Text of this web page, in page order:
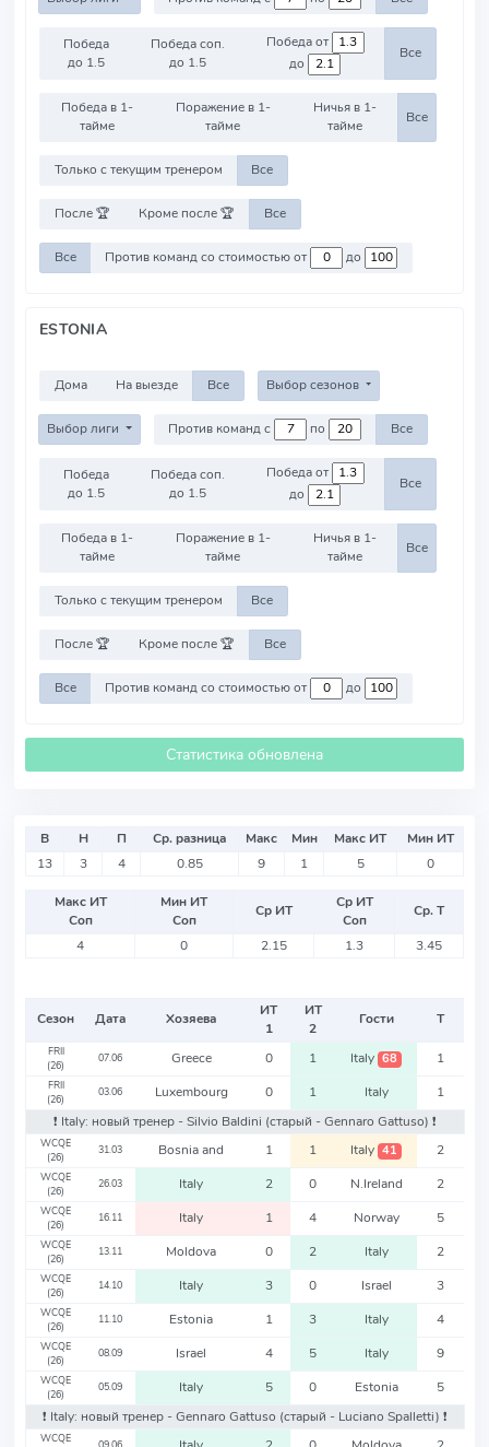
Победа
до 1.5
Победа соп.
до 1.5
Победа от
до
Все
Победа в 1-
тайме
Поражение в 1-
тайме
Ничья в 1-
тайме
Все
Только с текущим тренером Все
После 🏆 Кроме после 🏆 Все
Все Против команд со стоимостью от до
ESTONIA
Дома На выезде Все Выбор сезонов
Выбор лиги Против команд с по Все
Победа
до 1.5
Победа соп.
до 1.5
Победа от
до
Все
Победа в 1-
тайме
Поражение в 1-
тайме
Ничья в 1-
тайме
Все
Только с текущим тренером Все
После 🏆 Кроме после 🏆 Все
Все Против команд со стоимостью от до
Статистика обновлена
В Н П Ср. разница Макс Мин Макс ИТ
Мин ИТ
13
3 4 0.85 9 1 5 0
Макс ИТ
Соп
Мин ИТ
Соп
Ср ИТ
Ср ИТ
Соп
Ср. Т
4
0 2.15 1.3 3.45
Сезон Дата Хозяева
ИТ
1
ИТ
2
Гости Т
FRII
(26)
07.06 Greece 0 1 Italy 68 1
FRII
(26)
03.06 Luxembourg 0 1 Italy
1
❗️ Italy: новый тренер - Silvio Baldini (старый - Gennaro Gattuso) ❗️
WCQE
(26)
31.03 Bosnia and 1 1 Italy 41 2
WCQE
(26)
26.03 Italy 2 0 N.Ireland 2
WCQE
(26)
16.11 Italy 1 4 Norway 5
WCQE
(26)
13.11 Moldova 0 2 Italy 2
WCQE
(26)
14.10 Italy 3 0 Israel 3
WCQE
(26)
11.10 Estonia 1 3 Italy 4
WCQE
(26)
08.09 Israel 4 5 Italy 9
WCQE
(26)
05.09 Italy 5 0 Estonia
5
❗️ Italy: новый тренер - Gennaro Gattuso (старый - Luciano Spalletti) ❗️
WCQE